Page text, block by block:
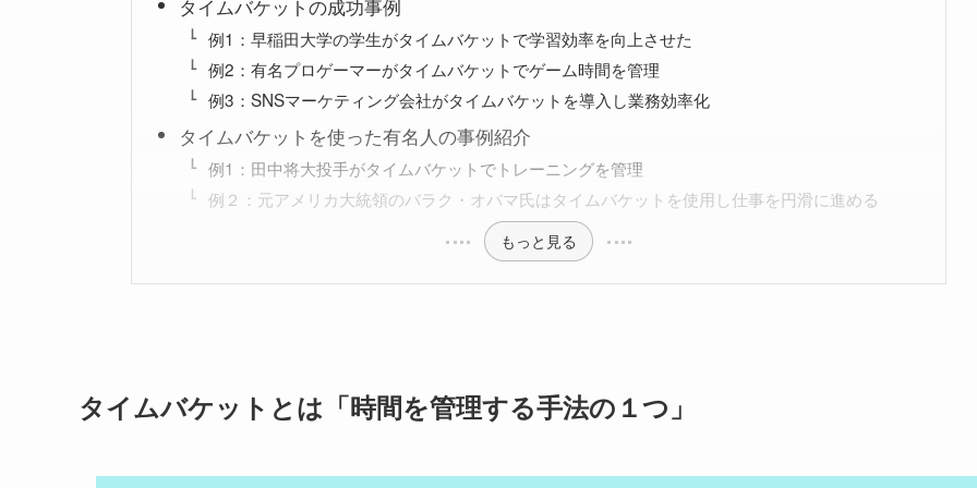
タイムバケットの成功事例
例1：早稲田大学の学生がタイムバケットで学習効率を向上させた
例2：有名プロゲーマーがタイムバケットでゲーム時間を管理
例3：SNSマーケティング会社がタイムバケットを導入し業務効率化
タイムバケットを使った有名人の事例紹介
例1：田中将大投手がタイムバケットでトレーニングを管理
例２：元アメリカ大統領のバラク・オバマ氏はタイムバケットを使用し仕事を円滑に進める
もっと見る
タイムバケットとは「時間を管理する手法の１つ」